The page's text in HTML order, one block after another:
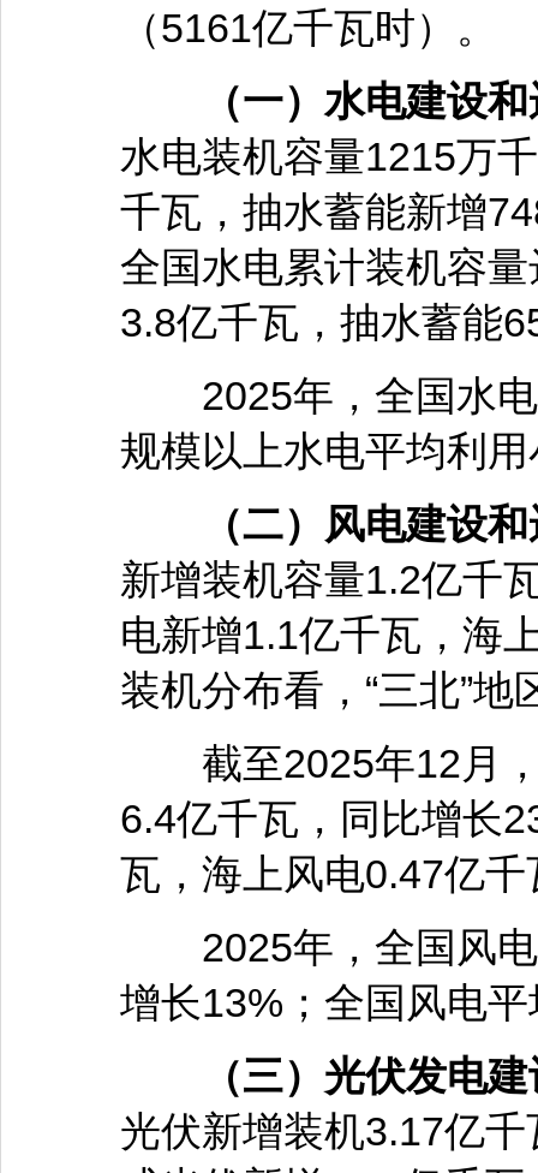
（5161亿千瓦时）。
（一）水电建设和
水电装机容量1215万
千瓦，抽水蓄能新增
全国水电累计装机容
3.8亿千瓦，抽水蓄能
2025年，全国水电
规模以上水电平均利
（二）风电建设
新增装机容量1.2亿千
电新增1.1亿千瓦，海
装机分布看，“三北”
截至2025年12月，
6.4亿千瓦，同比增长
瓦，海上风电0.47亿千
2025年，全国风电
增长13%；全国风电
（三）光伏发电
光伏新增装机3.17亿